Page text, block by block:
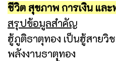
ชีวิต สุขภาพ การเงิน แล
สรุปข้อมูลสำคัญ
ฮู้ภูติธาตุทอง เป็นฮู้สายวิ
พลังงานธาตุทอง